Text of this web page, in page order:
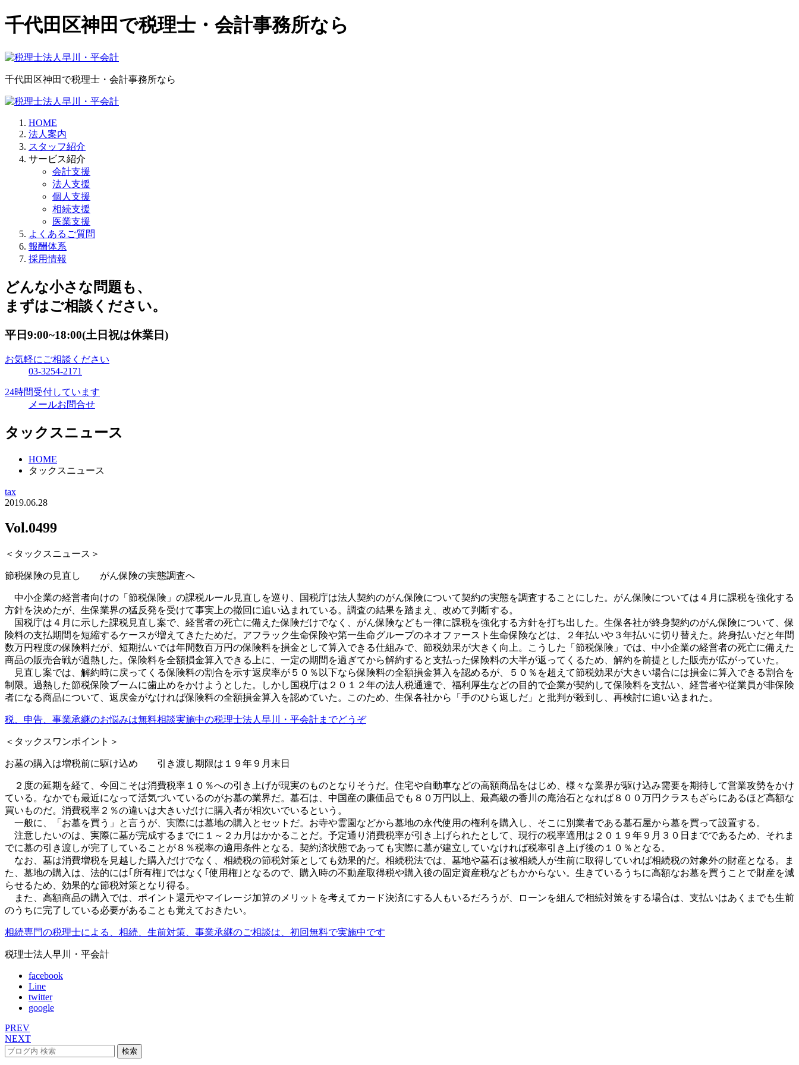
千代田区神田で税理士・会計事務所なら
千代田区神田で税理士・会計事務所なら
HOME
法人案内
スタッフ紹介
サービス紹介
会計支援
法人支援
個人支援
相続支援
医業支援
よくあるご質問
報酬体系
採用情報
どんな小さな問題も、
まずはご相談ください。
平日9:00~18:00(土日祝は休業日)
お気軽にご相談ください
03-3254-2171
24時間受付しています
メールお問合せ
タックスニュース
HOME
タックスニュース
tax
2019.06.28
Vol.0499
＜タックスニュース＞
節税保険の見直し がん保険の実態調査へ
中小企業の経営者向けの「節税保険」の課税ルール見直しを巡り、国税庁は法人契約のがん保険について契約の実態を調査することにした。がん保険については４月に課税を強化する
方針を決めたが、生保業界の猛反発を受けて事実上の撤回に追い込まれている。調査の結果を踏まえ、改めて判断する。
国税庁は４月に示した課税見直し案で、経営者の死亡に備えた保険だけでなく、がん保険なども一律に課税を強化する方針を打ち出した。生保各社が終身契約のがん保険について、保
険料の支払期間を短縮するケースが増えてきたためだ。アフラック生命保険や第一生命グループのネオファースト生命保険などは、２年払いや３年払いに切り替えた。終身払いだと年間
数万円程度の保険料だが、短期払いでは年間数百万円の保険料を損金として算入できる仕組みで、節税効果が大きく向上。こうした「節税保険」では、中小企業の経営者の死亡に備えた
商品の販売合戦が過熱した。保険料を全額損金算入できる上に、一定の期間を過ぎてから解約すると支払った保険料の大半が返ってくるため、解約を前提とした販売が広がっていた。
見直し案では、解約時に戻ってくる保険料の割合を示す返戻率が５０％以下なら保険料の全額損金算入を認めるが、５０％を超えて節税効果が大きい場合には損金に算入できる割合を
制限。過熱した節税保険ブームに歯止めをかけようとした。しかし国税庁は２０１２年の法人税通達で、福利厚生などの目的で企業が契約して保険料を支払い、経営者や従業員が非保険
者になる商品について、返戻金がなければ保険料の全額損金算入を認めていた。このため、生保各社から「手のひら返しだ」と批判が殺到し、再検討に追い込まれた。
税、申告、事業承継のお悩みは無料相談実施中の税理士法人早川・平会計までどうぞ
＜タックスワンポイント＞
お墓の購入は増税前に駆け込め 引き渡し期限は１９年９月末日
２度の延期を経て、今回こそは消費税率１０％への引き上げが現実のものとなりそうだ。住宅や自動車などの高額商品をはじめ、様々な業界が駆け込み需要を期待して営業攻勢をかけ
ている。なかでも最近になって活気づいているのがお墓の業界だ。墓石は、中国産の廉価品でも８０万円以上、最高級の香川の庵治石となれば８００万円クラスもざらにあるほど高額な
買いものだ。消費税率２％の違いは大きいだけに購入者が相次いでいるという。
一般に、「お墓を買う」と言うが、実際には墓地の購入とセットだ。お寺や霊園などから墓地の永代使用の権利を購入し、そこに別業者である墓石屋から墓を買って設置する。
注意したいのは、実際に墓が完成するまでに１～２カ月はかかることだ。予定通り消費税率が引き上げられたとして、現行の税率適用は２０１９年９月３０日までであるため、それま
でに墓の引き渡しが完了していることが８％税率の適用条件となる。契約済状態であっても実際に墓が建立していなければ税率引き上げ後の１０％となる。
なお、墓は消費増税を見越した購入だけでなく、相続税の節税対策としても効果的だ。相続税法では、墓地や墓石は被相続人が生前に取得していれば相続税の対象外の財産となる。ま
た、墓地の購入は、法的には｢所有権｣ではなく｢使用権｣となるので、購入時の不動産取得税や購入後の固定資産税などもかからない。生きているうちに高額なお墓を買うことで財産を減
らせるため、効果的な節税対策となり得る。
また、高額商品の購入では、ポイント還元やマイレージ加算のメリットを考えてカード決済にする人もいるだろうが、ローンを組んで相続対策をする場合は、支払いはあくまでも生前
のうちに完了している必要があることも覚えておきたい。
相続専門の税理士による、相続、生前対策、事業承継のご相談は、初回無料で実施中です
税理士法人早川・平会計
facebook
Line
twitter
google
PREV
NEXT